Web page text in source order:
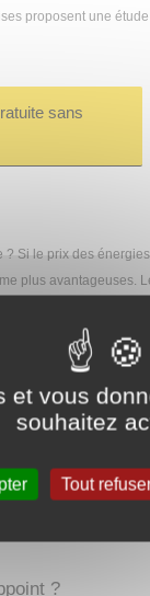
et vous
souhaitez
Tout
proposent une
sans
Si le prix des
plus avantageuses.
pétrole et du contexte
et disponible.
une importante
de production
Par
vous pour produire
produisez, vous
?